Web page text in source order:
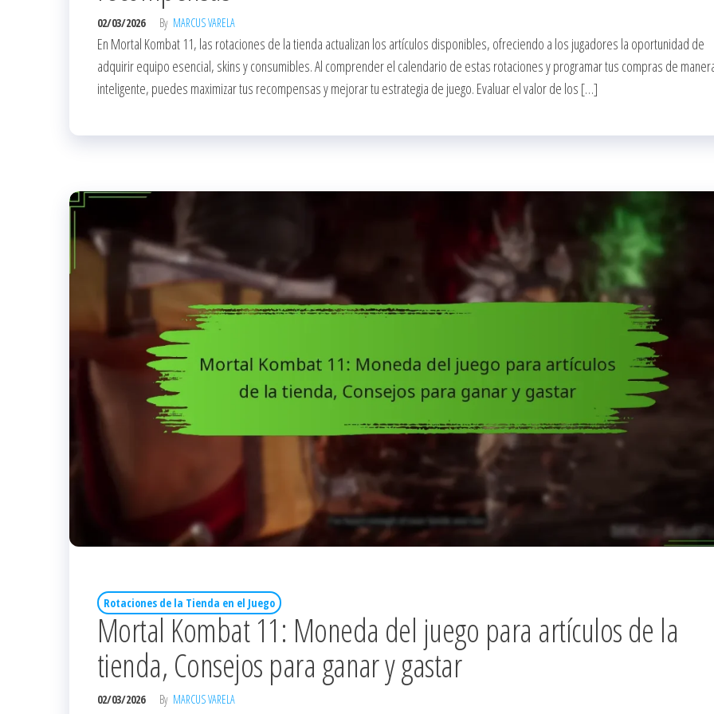
02/03/2026 By MARCUS VARELA
En Mortal Kombat 11, las rotaciones de la tienda actualizan los artículos disponibles, ofreciendo a los jugadores la oportunidad de
adquirir equipo esencial, skins y consumibles. Al comprender el calendario de estas rotaciones y programar tus compras de
inteligente, puedes maximizar tus recompensas y mejorar tu estrategia de juego. Evaluar el valor de los […]
Rotaciones de la Tienda en el Juego
Mortal Kombat 11: Moneda del juego para artículos de la
tienda, Consejos para ganar y gastar
02/03/2026 By MARCUS VARELA